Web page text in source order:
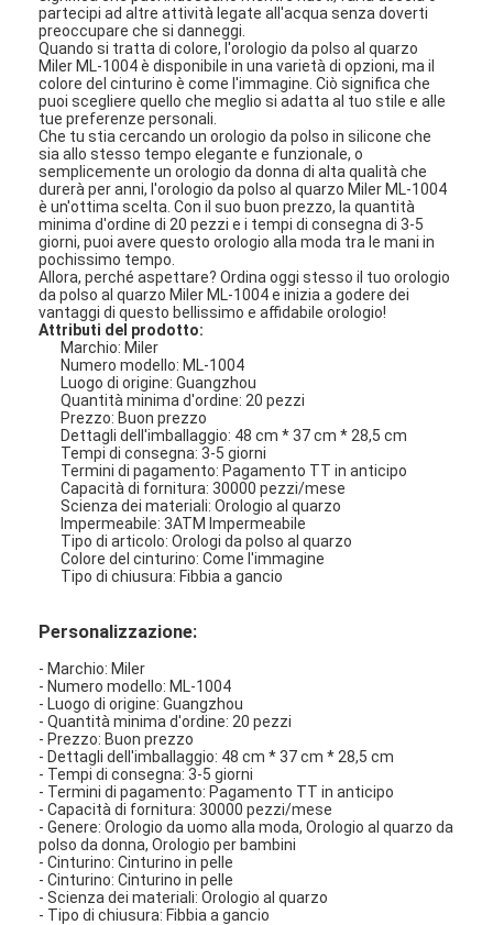
partecipi ad altre attività legate all'acqua senza doverti
preoccupare che si danneggi.
Quando si tratta di colore, l'orologio da polso al quarzo
Miler ML-1004 è disponibile in una varietà di opzioni, ma il
colore del cinturino è come l'immagine. Ciò significa che
puoi scegliere quello che meglio si adatta al tuo stile e alle
tue preferenze personali.
Che tu stia cercando un orologio da polso in silicone che
sia allo stesso tempo elegante e funzionale, o
semplicemente un orologio da donna di alta qualità che
durerà per anni, l'orologio da polso al quarzo Miler ML-1004
è un'ottima scelta. Con il suo buon prezzo, la quantità
minima d'ordine di 20 pezzi e i tempi di consegna di 3-5
giorni, puoi avere questo orologio alla moda tra le mani in
pochissimo tempo.
Allora, perché aspettare? Ordina oggi stesso il tuo orologio
da polso al quarzo Miler ML-1004 e inizia a godere dei
vantaggi di questo bellissimo e affidabile orologio!
Attributi del prodotto:
Marchio: Miler
Numero modello: ML-1004
Luogo di origine: Guangzhou
Quantità minima d'ordine: 20 pezzi
Prezzo: Buon prezzo
Dettagli dell'imballaggio: 48 cm * 37 cm * 28,5 cm
Tempi di consegna: 3-5 giorni
Termini di pagamento: Pagamento TT in anticipo
Capacità di fornitura: 30000 pezzi/mese
Scienza dei materiali: Orologio al quarzo
Impermeabile: 3ATM Impermeabile
Tipo di articolo: Orologi da polso al quarzo
Colore del cinturino: Come l'immagine
Tipo di chiusura: Fibbia a gancio
Personalizzazione:
- Marchio: Miler
- Numero modello: ML-1004
- Luogo di origine: Guangzhou
- Quantità minima d'ordine: 20 pezzi
- Prezzo: Buon prezzo
- Dettagli dell'imballaggio: 48 cm * 37 cm * 28,5 cm
- Tempi di consegna: 3-5 giorni
- Termini di pagamento: Pagamento TT in anticipo
- Capacità di fornitura: 30000 pezzi/mese
- Genere: Orologio da uomo alla moda, Orologio al quarzo da
polso da donna, Orologio per bambini
- Cinturino: Cinturino in pelle
- Cinturino: Cinturino in pelle
- Scienza dei materiali: Orologio al quarzo
- Tipo di chiusura: Fibbia a gancio